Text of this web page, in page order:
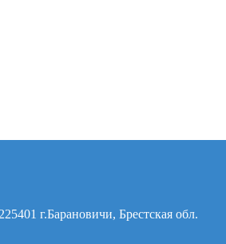
г.Барановичи, Брестская обл.